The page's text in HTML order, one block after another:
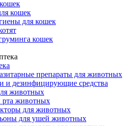
кошек
для кошек
кошек
препараты для животных
и дезинфицирующие средства
животных
рта животных
для животных
для ушей животных